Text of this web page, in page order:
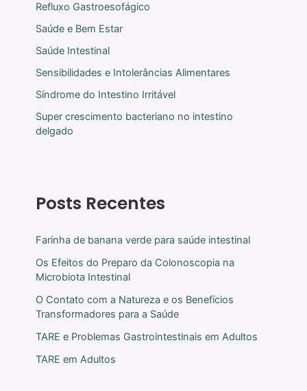
Refluxo Gastroesofágico
Saúde e Bem Estar
Saúde Intestinal
Sensibilidades e Intolerâncias Alimentares
Síndrome do Intestino Irritável
Super crescimento bacteriano no intestino
delgado
Posts Recentes
Farinha de banana verde para saúde intestinal
Os Efeitos do Preparo da Colonoscopia na
Microbiota Intestinal
O Contato com a Natureza e os Benefícios
Transformadores para a Saúde
TARE e Problemas Gastrointestinais em Adultos
TARE em Adultos